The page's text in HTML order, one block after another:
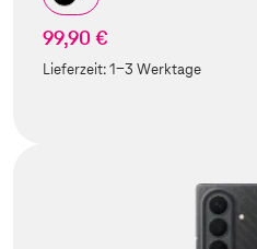
99,90 €
Lieferzeit:1-3 Werktage